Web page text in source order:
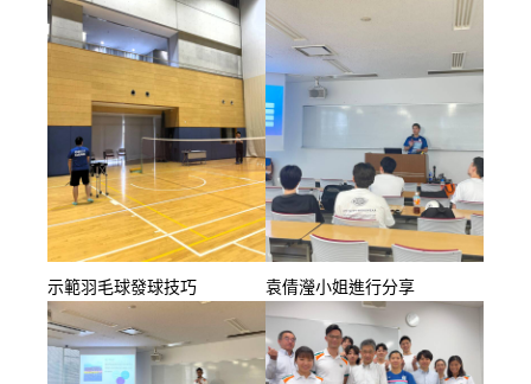
示範羽毛球發球技巧 袁倩瀅小姐進行分享